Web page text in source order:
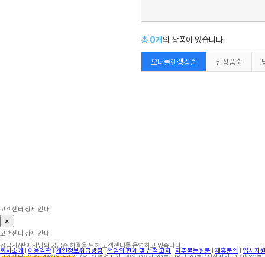
총 0개의 상품이 있습니다.
오너클랜랭킹순 신상품순